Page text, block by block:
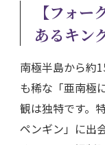
【フォ
あるキン
南極半島から約
も稀な「亜南極
観は独特です。
ペンギン」に出